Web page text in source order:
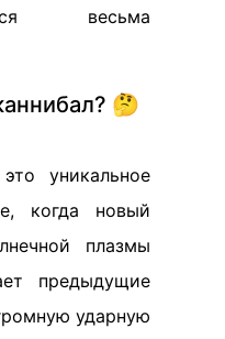
весьма
🤔
уникальное
когда новый
плазмы
предыдущие
ударную